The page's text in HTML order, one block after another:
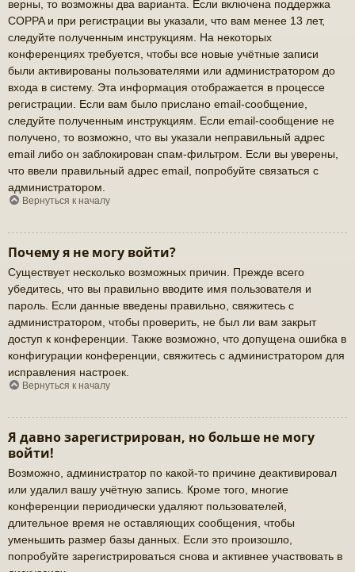
верны, то возможны два варианта. Если включена поддержка
COPPA и при регистрации вы указали, что вам менее 13 лет,
следуйте полученным инструкциям. На некоторых
конференциях требуется, чтобы все новые учётные записи
были активированы пользователями или администратором до
входа в систему. Эта информация отображается в процессе
регистрации. Если вам было прислано email-сообщение,
следуйте полученным инструкциям. Если email-сообщение не
получено, то возможно, что вы указали неправильный адрес
email либо он заблокирован спам-фильтром. Если вы уверены,
что ввели правильный адрес email, попробуйте связаться с
администратором.
Вернуться к началу
Почему я не могу войти?
Существует несколько возможных причин. Прежде всего
убедитесь, что вы правильно вводите имя пользователя и
пароль. Если данные введены правильно, свяжитесь с
администратором, чтобы проверить, не был ли вам закрыт
доступ к конференции. Также возможно, что допущена ошибка в
конфигурации конференции, свяжитесь с администратором для
исправления настроек.
Вернуться к началу
Я давно зарегистрирован, но больше не могу
войти!
Возможно, администратор по какой-то причине деактивировал
или удалил вашу учётную запись. Кроме того, многие
конференции периодически удаляют пользователей,
длительное время не оставляющих сообщения, чтобы
уменьшить размер базы данных. Если это произошло,
попробуйте зарегистрироваться снова и активнее участвовать в